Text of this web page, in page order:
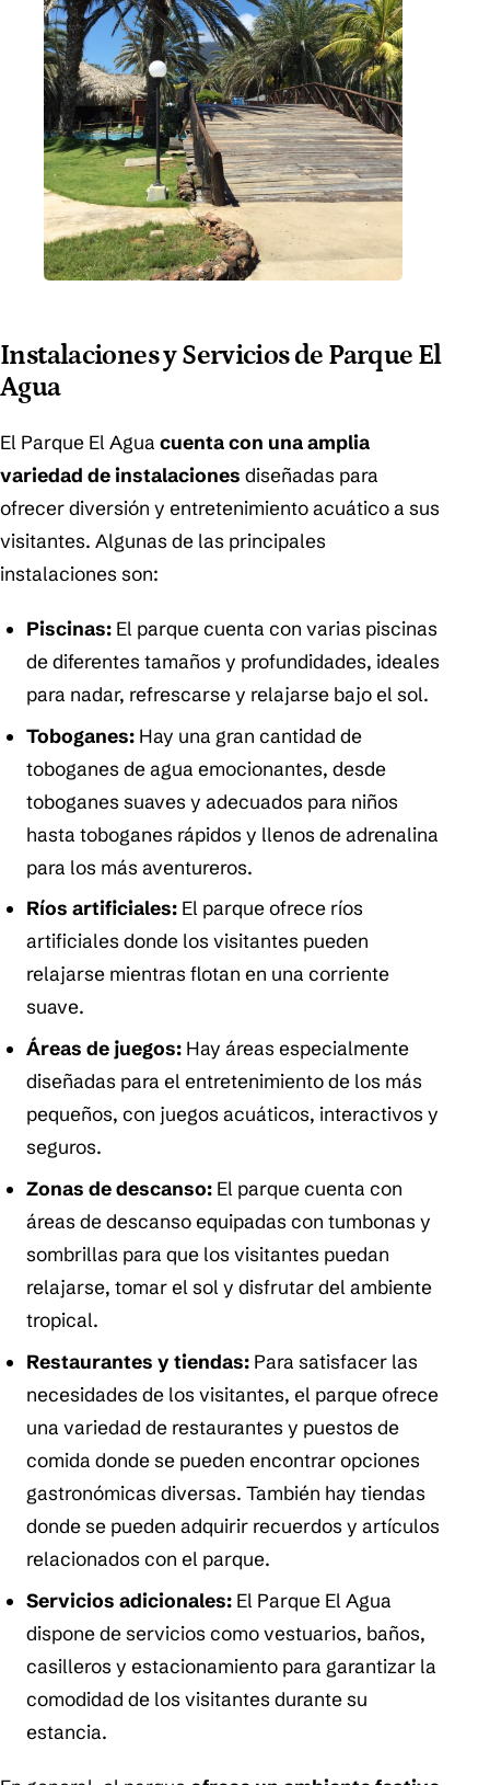
Instalaciones y Servicios de Parque El
Agua
El Parque El Agua cuenta con una amplia
variedad de instalaciones diseñadas para
ofrecer diversión y entretenimiento acuático a sus
visitantes. Algunas de las principales
instalaciones son:
Piscinas: El parque cuenta con varias piscinas
de diferentes tamaños y profundidades, ideales
para nadar, refrescarse y relajarse bajo el sol.
Toboganes: Hay una gran cantidad de
toboganes de agua emocionantes, desde
toboganes suaves y adecuados para niños
hasta toboganes rápidos y llenos de adrenalina
para los más aventureros.
Ríos artificiales: El parque ofrece ríos
artificiales donde los visitantes pueden
relajarse mientras flotan en una corriente
suave.
Áreas de juegos: Hay áreas especialmente
diseñadas para el entretenimiento de los más
pequeños, con juegos acuáticos, interactivos y
seguros.
Zonas de descanso: El parque cuenta con
áreas de descanso equipadas con tumbonas y
sombrillas para que los visitantes puedan
relajarse, tomar el sol y disfrutar del ambiente
tropical.
Restaurantes y tiendas: Para satisfacer las
necesidades de los visitantes, el parque ofrece
una variedad de restaurantes y puestos de
comida donde se pueden encontrar opciones
gastronómicas diversas. También hay tiendas
donde se pueden adquirir recuerdos y artículos
relacionados con el parque.
Servicios adicionales: El Parque El Agua
dispone de servicios como vestuarios, baños,
casilleros y estacionamiento para garantizar la
comodidad de los visitantes durante su
estancia.